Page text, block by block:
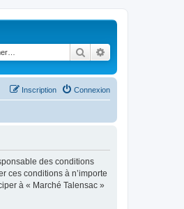
Rechercher
Connexion
Inscription
des conditions
ces conditions à n’importe
à « Marché Talensac »